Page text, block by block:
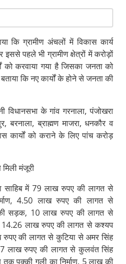
कि ग्रामीण अंचलों में विकास कार्य
पहले भी ग्रामीण क्षेत्रों में करोड़ों
को करवाया गया है जिसका जनता को
कि नए कार्यों के होने से जनता की
विधानसभा के गांव गरनाला, पंजोखरा
बरनाला, ब्राह्मण माजरा, धनकौर व
कार्यों को कराने के लिए पांच करोड़
मंजूरी
साहिब में 79 लाख रुपए की लागत से
4.50 लाख रुपए की लागत से
सड़क, 10 लाख रुपए की लागत से
लाख रुपए की लागत से कश्यप
रुपए की लागत से कुटिया से अमर सिंह
लाख रुपए की लागत से कुलवंत सिंह
पक्की गली का निर्माण, 5 लाख की